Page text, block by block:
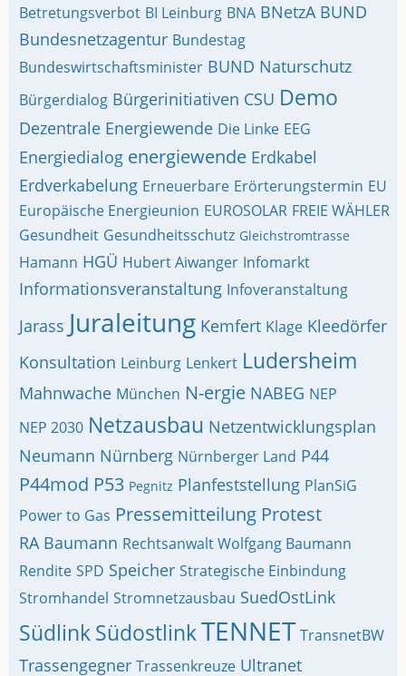
Betretungsverbot BI Leinburg BNA BNetzA BUND
Bundesnetzagentur Bundestag
Bundeswirtschaftsminister BUND Naturschutz
Bürgerdialog Bürgerinitiativen CSU Demo
Dezentrale Energiewende Die Linke EEG
Energiedialog energiewende Erdkabel
Erdverkabelung Erneuerbare Erörterungstermin EU
Europäische Energieunion EUROSOLAR FREIE WÄHLER
Gesundheit Gesundheitsschutz Gleichstromtrasse
Hamann HGÜ Hubert Aiwanger Infomarkt
Informationsveranstaltung Infoveranstaltung
Jarass Juraleitung Kemfert Klage Kleedörfer
Konsultation Leinburg Lenkert Ludersheim
Mahnwache München N-ergie NABEG NEP
NEP 2030 Netzausbau Netzentwicklungsplan
Neumann Nürnberg Nürnberger Land P44
P44mod P53 Pegnitz Planfeststellung PlanSiG
Power to Gas Pressemitteilung Protest
RA Baumann Rechtsanwalt Wolfgang Baumann
Rendite SPD Speicher Strategische Einbindung
Stromhandel Stromnetzausbau SuedOstLink
SüdlinkSüdostlinkTENNET TransnetBW
Trassengegner Trassenkreuze Ultranet